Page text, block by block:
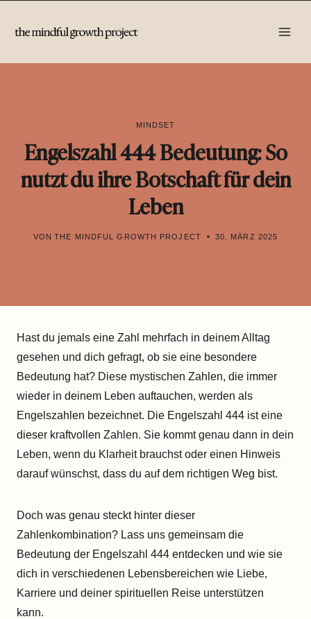
Inhalt
MINDSET
Engelszahl 444 Bedeutung: So
nutzt du ihre Botschaft für dein
Leben
VON THE MINDFUL GROWTH PROJECT 30. MÄRZ 2025
Hast du jemals eine Zahl mehrfach in deinem Alltag
gesehen und dich gefragt, ob sie eine besondere
Bedeutung hat? Diese mystischen Zahlen, die immer
wieder in deinem Leben auftauchen, werden als
Engelszahlen bezeichnet. Die Engelszahl 444 ist eine
dieser kraftvollen Zahlen. Sie kommt genau dann in dein
Leben, wenn du Klarheit brauchst oder einen Hinweis
darauf wünschst, dass du auf dem richtigen Weg bist.
Doch was genau steckt hinter dieser
Zahlenkombination? Lass uns gemeinsam die
Bedeutung der Engelszahl 444 entdecken und wie sie
dich in verschiedenen Lebensbereichen wie Liebe,
Karriere und deiner spirituellen Reise unterstützen
kann.